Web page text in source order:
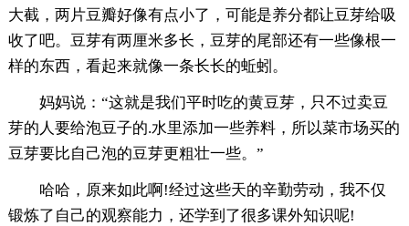
大截，两片豆瓣好像有点小了，可能是养分都让豆芽给吸
收了吧。豆芽有两厘米多长，豆芽的尾部还有一些像根一
样的东西，看起来就像一条长长的蚯蚓。
妈妈说：“这就是我们平时吃的黄豆芽，只不过卖豆
芽的人要给泡豆子的.水里添加一些养料，所以菜市场买的
豆芽要比自己泡的豆芽更粗壮一些。”
哈哈，原来如此啊!经过这些天的辛勤劳动，我不仅
锻炼了自己的观察能力，还学到了很多课外知识呢!